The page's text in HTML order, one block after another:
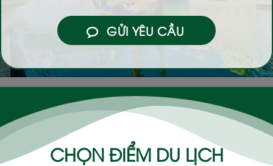
GỬI YÊU CẦU
CHỌN ĐIỂM DU LỊCH